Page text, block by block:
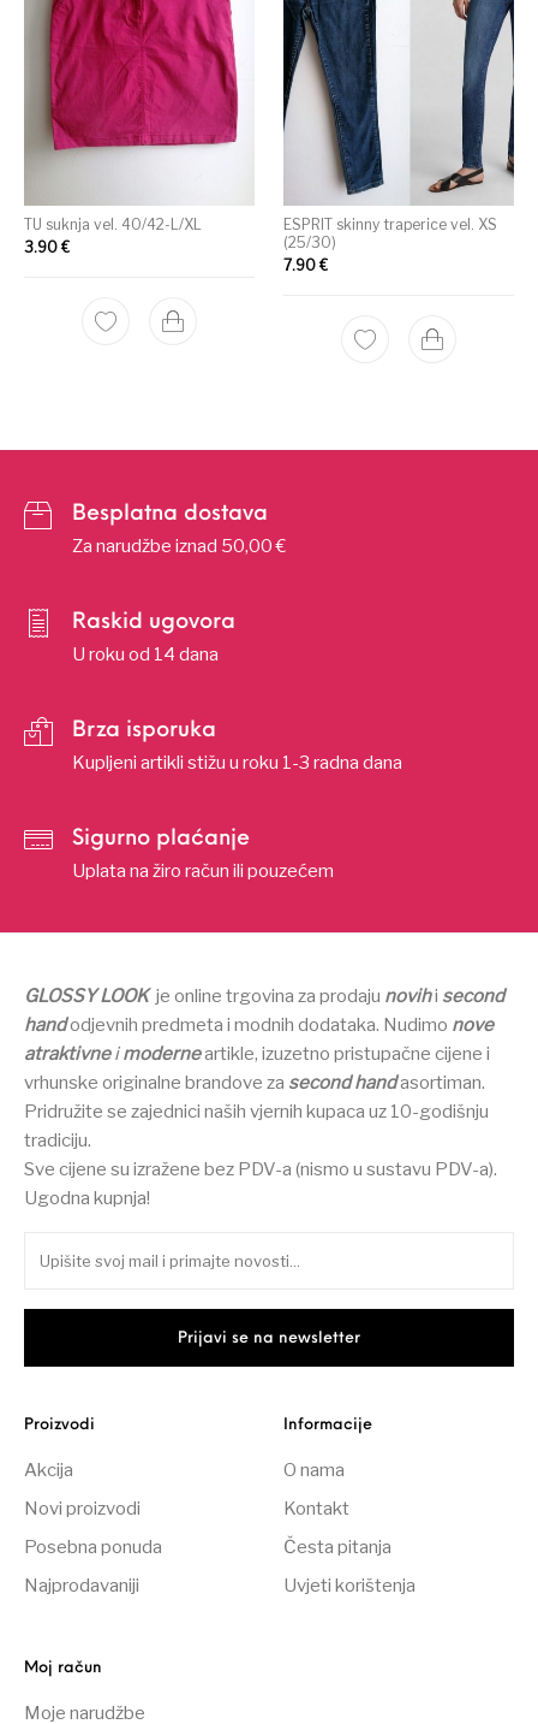
TU suknja vel. 40/42-L/XL
3.90€
ESPRIT skinny traperice vel. XS
(25/30)
7.90 €
Besplatna dostava
Za narudžbe iznad 50,00 €
Raskid ugovora
U roku od 14 dana
Brza isporuka
Kupljeni artikli stižu u roku 1-3 radna dana
Sigurno plaćanje
Uplata na žiro račun ili pouzećem
GLOSSY LOOK je online trgovina za prodaju novihi second
handodjevnih predmeta i modnih dodataka. Nudimo nove
atraktivneimoderneartikle, izuzetno pristupačne cijene i
vrhunske originalne brandove za second handasortiman.
Pridružite se zajednici naših vjernih kupaca uz 10-godišnju
tradiciju.
Sve cijene su izražene bez PDV-a (nismo u sustavu PDV-a).
Ugodna kupnja!
Proizvodi
Akcija
Novi proizvodi
Posebna ponuda
Najprodavaniji
Informacije
O nama
Kontakt
Česta pitanja
Uvjeti korištenja
Moj račun
Moje narudžbe